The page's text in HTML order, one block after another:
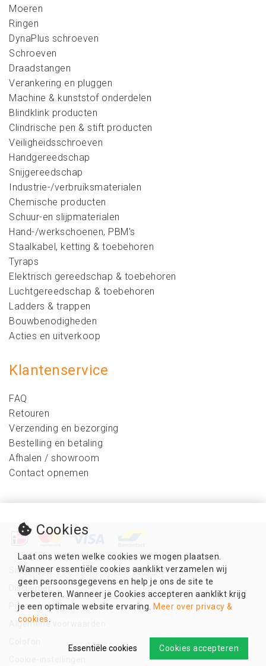
Moeren
Ringen
DynaPlus schroeven
Schroeven
Draadstangen
Verankering en pluggen
Machine & kunststof onderdelen
Blindklink producten
Clindrische pen & stift producten
Veiligheidsschroeven
Handgereedschap
Snijgereedschap
Industrie-/verbruiksmaterialen
Chemische producten
Schuur-en slijpmaterialen
Hand-/werkschoenen, PBM's
Staalkabel, ketting & toebehoren
Tyraps
Elektrisch gereedschap & toebehoren
Luchtgereedschap & toebehoren
Ladders & trappen
Bouwbenodigheden
Acties en uitverkoop
Klantenservice
FAQ
Retouren
Verzending en bezorging
Bestelling en betaling
Afhalen / showroom
Contact opnemen
Sitemap
Disclaimer
Privacybeleid
Algemene voorwaarden
Cookies
Laat ons weten welke cookies we mogen plaatsen.
Wanneer essentiële cookies aanklikt verzamelen wij
geen persoonsgegevens en help je ons de site te
verbeteren. Wanneer je Cookies accepteren aanklikt krijg
je een optimale website ervaring.
Meer over privacy &
cookies
Cookies accepteren
Essentiële cookies